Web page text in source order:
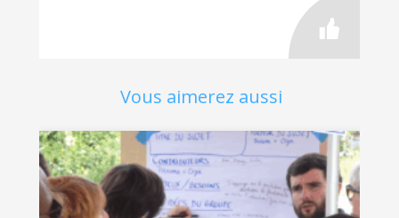
Vous aimerez aussi